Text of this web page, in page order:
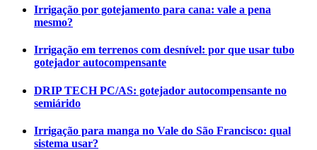
Irrigação por gotejamento para cana: vale a pena
mesmo?
Irrigação em terrenos com desnível: por que usar tubo
gotejador autocompensante
DRIP TECH PC/AS: gotejador autocompensante no
semiárido
Irrigação para manga no Vale do São Francisco: qual
sistema usar?